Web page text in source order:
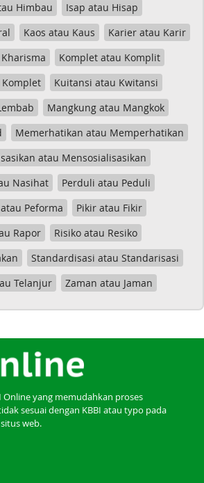
Himbau
Isap atau Hisap
Kaos atau Kaus
Karier atau Karir
Komplet atau Komplit
Kuitansi atau Kwitansi
Mangkung atau Mangkok
Memerhatikan atau Memperhatikan
atau Mensosialisasikan
Nasihat
Perduli atau Peduli
Peforma
Pikir atau Fikir
Rapor
Risiko atau Resiko
Standardisasi atau Standarisasi
Telanjur
Zaman atau Jaman
Online yang memudahkan proses
sesuai dengan KBBI atau typo pada
web.